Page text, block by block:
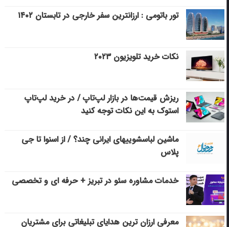
تور باتومی : ارزانترین سفر خارجی در تابستان ۱۴۰۲
نکات خرید تلویزیون ۲۰۲۳
ریزش قیمت‌ها در بازار لپ‌تاپ / در خرید لپ‌تاپ
استوک به این نکات توجه کنید
ماشین لباسشویی‎های ایرانی چند؟ / از اسنوا تا جی
پلاس
خدمات مشاوره سئو در تبریز + حرفه ای و تخصصی
معرفی ارزان ترین هدایای تبلیغاتی برای مشتریان